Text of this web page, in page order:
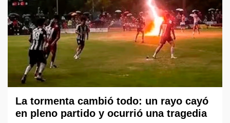
La tormenta cambió todo: un rayo cayó
en pleno partido y ocurrió una tragedia